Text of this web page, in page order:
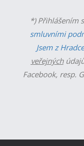
*) Přihlášením
smluvními
Jsem z Hradce
veřejných
Facebook, resp.